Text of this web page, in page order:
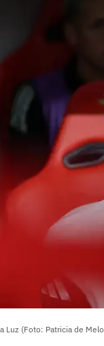
Luz (Foto: Patricia de Melo